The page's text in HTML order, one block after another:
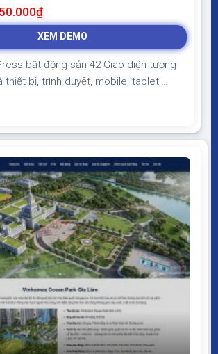
₫Giá
hiện
tại
là:
XEM DEMO
bất động sản 42 Giao diện tương
thiết bị, trình duyệt, mobile, tablet,
tối ưu với các công cụ tìm kiếm
toàn 100% không virus,...